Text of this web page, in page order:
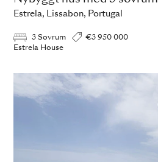
Estrela, Lissabon, Portugal
3 Sovrum
€3 950 000
Estrela House